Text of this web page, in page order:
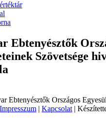
Ebtenyésztők
Szövetsége
Ebtenyésztők Országos
Impresszum | Kapcsolat |